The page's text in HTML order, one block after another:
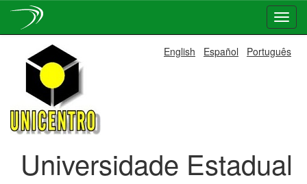
navigation
English Español Português
Universidade Estadual